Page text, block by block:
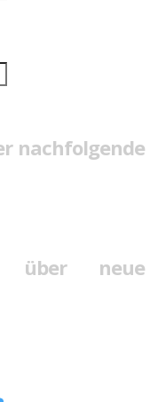
nachfolgende
über neue